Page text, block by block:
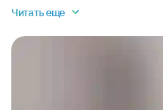
Читать еще